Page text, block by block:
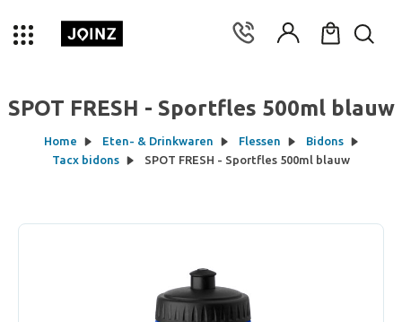
SPOT FRESH - Sportfles 500ml blauw
Home Eten- & Drinkwaren Flessen
Bidons
Tacx bidons
SPOT FRESH - Sportfles 500ml blauw